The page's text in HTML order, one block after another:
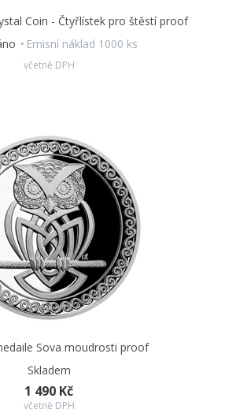
Coin - Čtyřlístek pro štěstí proof
Emisní náklad 1000 ks
včetně DPH
Sova moudrosti proof
Skladem
1 490 Kč
včetně DPH